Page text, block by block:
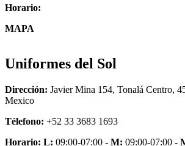
Horario:
MAPA
Uniformes del Sol
Dirección: Javier Mina 154, Tonalá Centro,
Mexico
Télefono: +52 33 3683 1693
Horario: L: 09:00-07:00 - M: 09:00-07:00 -